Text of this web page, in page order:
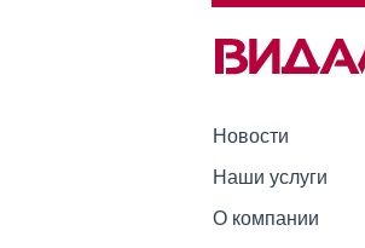
Новости
Наши услуги
О компании